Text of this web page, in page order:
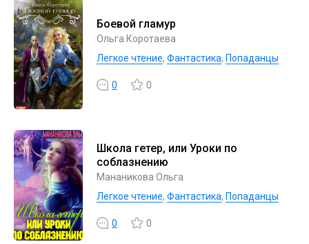
Боевой гламур
Ольга Коротаева
Легкое чтение, Фантастика, Попаданцы
0 0
Школа гетер, или Уроки по
соблазнению
Мананикова Ольга
Легкое чтение, Фантастика, Попаданцы
0 0